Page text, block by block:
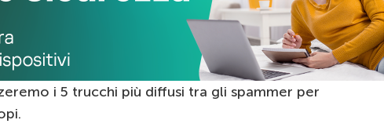
i 5 trucchi più diffusi tra gli spammer per